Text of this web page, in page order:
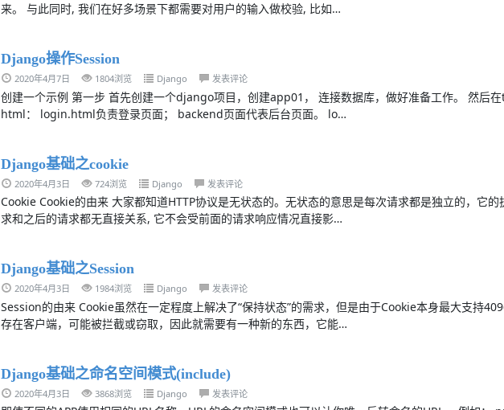
来。 与此同时, 我们在好多场景下都需要对用户的输入做校验, 比如…
Django操作Session
2020年4月7日 1804浏览 Django 发表评论
创建一个示例 第一步 首先创建一个django项目，创建app01， 连接数据库，做好准备工作。 然后
html： login.html负责登录页面； backend页面代表后台页面。 lo…
Django基础之cookie
2020年4月3日 724浏览 Django 发表评论
Cookie Cookie的由来 大家都知道HTTP协议是无状态的。无状态的意思是每次请求都是独立的，它
求和之后的请求都无直接关系, 它不会受前面的请求响应情况直接影…
Django基础之Session
2020年4月3日 1984浏览 Django 发表评论
Session的由来 Cookie虽然在一定程度上解决了“保持状态”的需求，但是由于Cookie本身最大支持
存在客户端，可能被拦截或窃取，因此就需要有一种新的东西，它能…
Django基础之命名空间模式(include)
2020年4月3日 3868浏览 Django 发表评论